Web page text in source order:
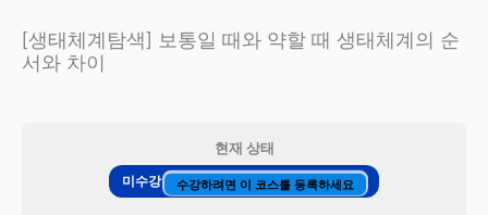
[생태체계탐색] 보통일 때와 약할 때 생태체계의 순
서와 차이
현재 상태
미수강 수강하려면 이 코스를 등록하세요